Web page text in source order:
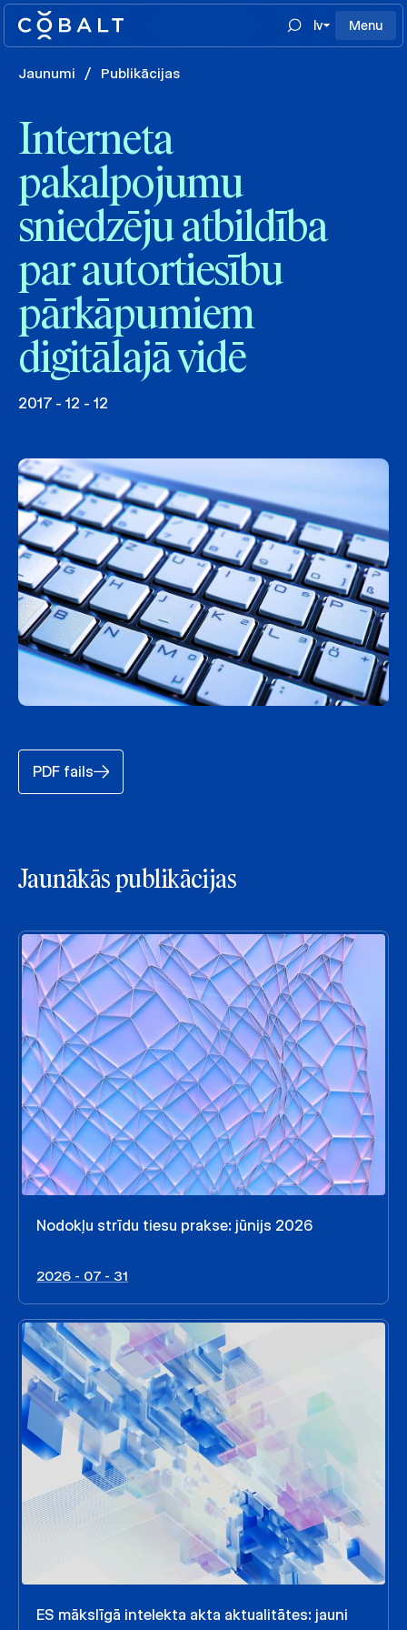
lv Menu
Jaunumi / Publikācijas
Interneta
pakalpojumu
sniedzēju atbildība
par autortiesību
pārkāpumiem
digitālajā vidē
2017 - 12 - 12
PDF fails
Jaunākās publikācijas
Nodokļu strīdu tiesu prakse: jūnijs 2026
2026 - 07 - 31
ES mākslīgā intelekta akta aktualitātes: jauni